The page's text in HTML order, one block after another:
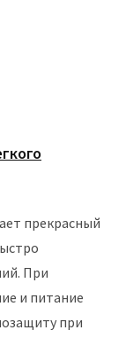
прекрасный
При
и питание
при